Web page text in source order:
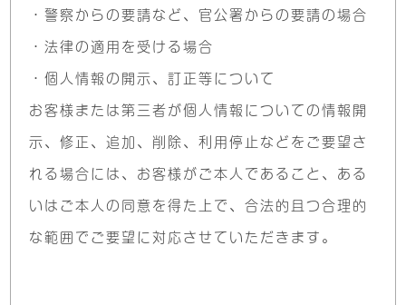
・警察からの要請など、官公署からの要請の場合
・法律の適用を受ける場合
・個人情報の開⺬、訂正等について
お客様または第三者が個人情報についての情報開
⺬、修正、追加、 削除、利用停止などをご要望さ
れる場合には、お客様がご本人で あること、ある
いはご本人の同意を得た上で、合法的且つ合理的
な範囲でご要望に対応させていただきます。